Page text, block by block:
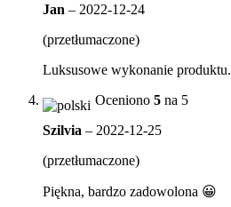
Jan – 2022-12-24
(przetłumaczone)
Luksusowe wykonanie produktu.
Oceniono 5 na 5
Szilvia – 2022-12-25
(przetłumaczone)
Piękna, bardzo zadowolona 😀